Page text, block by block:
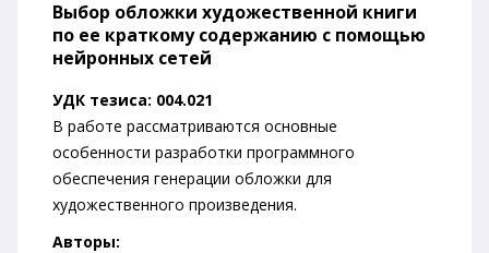
Выбор обложки художественной книги
по ее краткому содержанию с помощью
нейронных сетей
УДК тезиса: 004.021
В работе рассматриваются основные
особенности разработки программного
обеспечения генерации обложки для
художественного произведения.
Авторы: